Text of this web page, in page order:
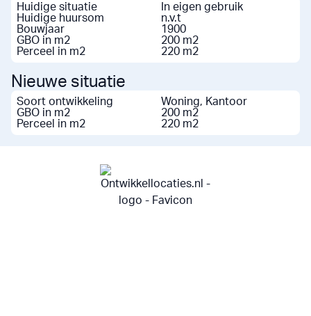
Huidige situatie
Huidige huursom
Bouwjaar
GBO in m2
Perceel in m2
In eigen gebruik
n.v.t
1900
200 m2
220 m2
Nieuwe situatie
Soort ontwikkeling
GBO in m2
Perceel in m2
Woning, Kantoor
200 m2
220 m2